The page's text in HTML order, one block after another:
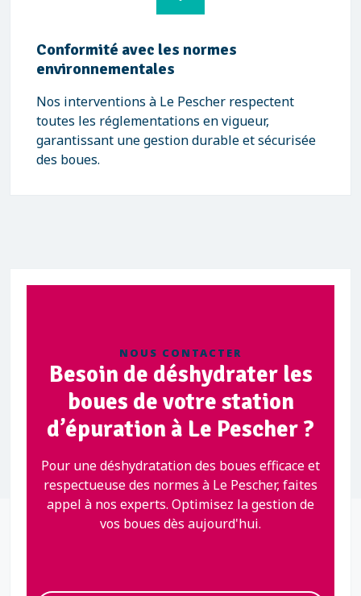
Conformité avec les normes
environnementales
Nos interventions à Le Pescher respectent
toutes les réglementations en vigueur,
garantissant une gestion durable et sécurisée
des boues.
NOUS CONTACTER
Besoin de déshydrater les
boues de votre station
d’épuration à Le Pescher ?
Pour une déshydratation des boues efficace et
respectueuse des normes à Le Pescher, faites
appel à nos experts. Optimisez la gestion de
vos boues dès aujourd'hui.